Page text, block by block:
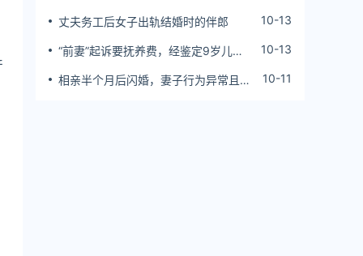
丈夫务工后女子出轨结婚时的伴郎 10-13
“前妻”起诉要抚养费，经鉴定9岁儿子
10-13
相亲半个月后闪婚，妻子行为异常且持
10-11